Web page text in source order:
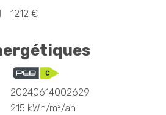
1212 €
20240614002629
215 kWh/m²/an